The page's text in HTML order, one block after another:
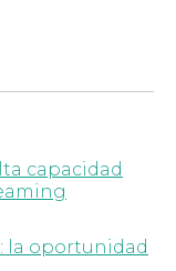
capacidad
la oportunidad